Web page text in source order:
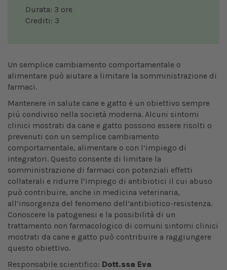
Durata: 3 ore
Crediti: 3
Un semplice cambiamento comportamentale o
alimentare può aiutare a limitare la somministrazione di
farmaci.
Mantenere in salute cane e gatto è un obiettivo sempre
più condiviso nella società moderna. Alcuni sintomi
clinici mostrati da cane e gatto possono essere risolti o
prevenuti con un semplice cambiamento
comportamentale, alimentare o con l’impiego di
integratori. Questo consente di limitare la
somministrazione di farmaci con potenziali effetti
collaterali e ridurre l’impiego di antibiotici il cui abuso
può contribuire, anche in medicina veterinaria,
all’insorgenza del fenomeno dell’antibiotico-resistenza.
Conoscere la patogenesi e la possibilità di un
trattamento non farmacologico di comuni sintomi clinici
mostrati da cane e gatto può contribuire a raggiungere
questo obiettivo.
Responsabile scientifico: Dott.ssa Eva